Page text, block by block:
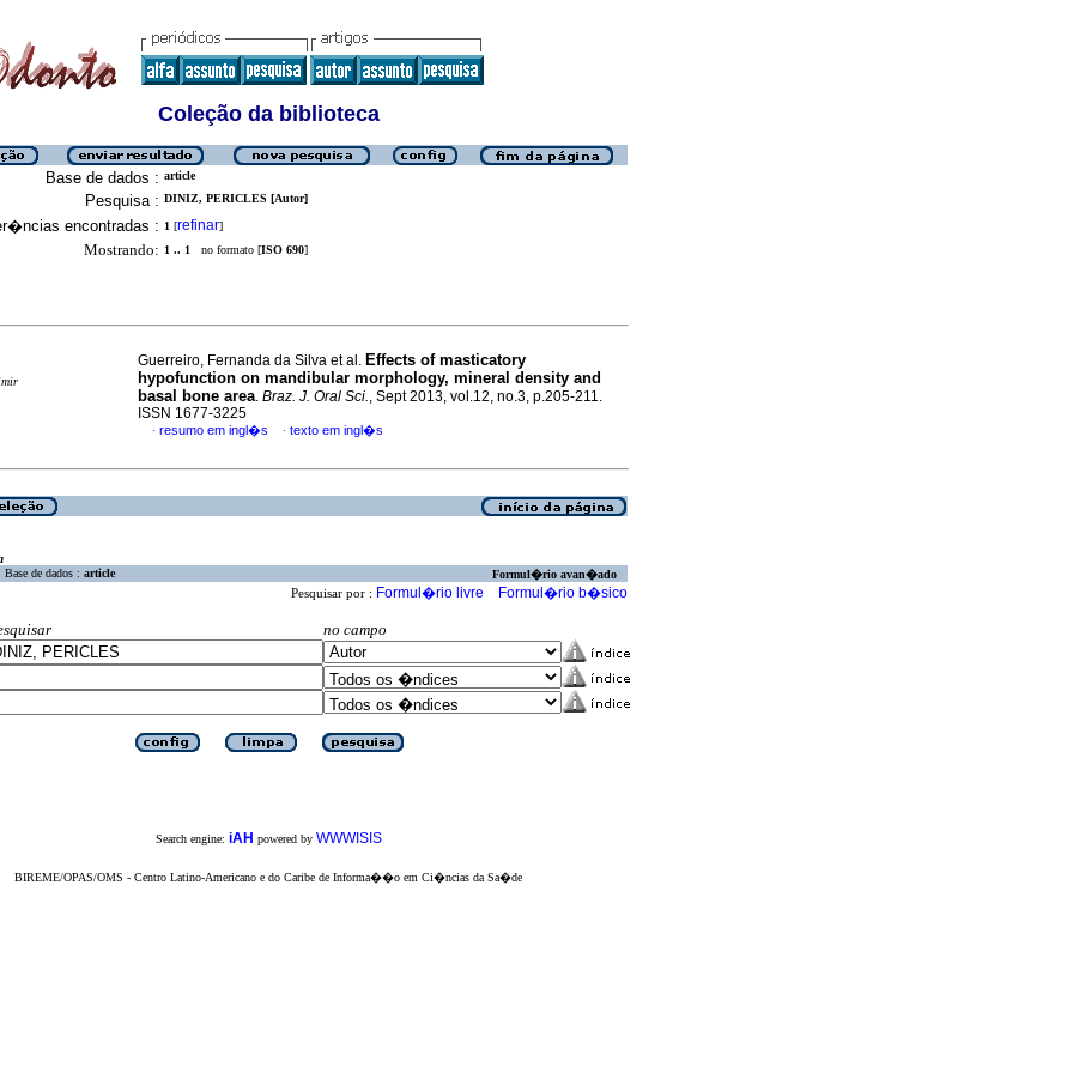
Coleção da biblioteca
Base de dados : article
Pesquisa : DINIZ, PERICLES [Autor]
encontradas : 1 [refinar]
Mostrando: 1 .. 1 no formato [ISO 690]
Guerreiro, Fernanda da Silva et al. Effects of masticatory
hypofunction on mandibular morphology, mineral density and
basal bone area. Braz. J. Oral Sci., Sept 2013, vol.12, no.3, p.205-211.
ISSN 1677-3225
· resumo em ingl�s · texto em ingl�s
Base de dados : article Formul�rio avan�ado
Pesquisar por : Formul�rio livre Formul�rio b�sico
no campo
Search engine: iAH powered by WWWISIS
BIREME/OPAS/OMS - Centro Latino-Americano e do Caribe de Informa��o em Ci�ncias da Sa�de